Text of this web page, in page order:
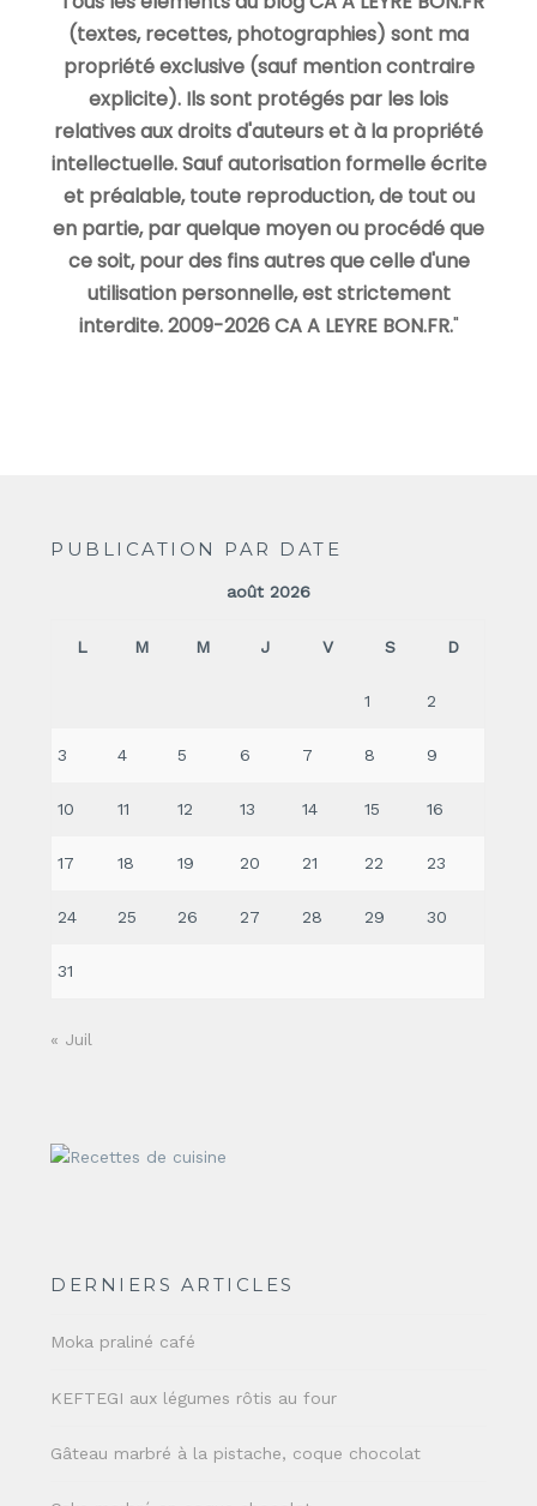
(textes, recettes, photographies) sont ma
propriété exclusive (sauf mention contraire
explicite). Ils sont protégés par les lois
relatives aux droits d'auteurs et à la propriété
intellectuelle. Sauf autorisation formelle écrite
et préalable, toute reproduction, de tout ou
en partie, par quelque moyen ou procédé que
ce soit, pour des fins autres que celle d'une
utilisation personnelle, est strictement
interdite. 2009-2026 CA A LEYRE BON.FR."
PUBLICATION PAR DATE
août 2026
L M M J V S D
1 2
3 4 5 6 7 8 9
10 11 12 13 14 15 16
17 18 19 20 21 22 23
24 25 26 27 28 29 30
31
« Juil
DERNIERS ARTICLES
Moka praliné café
KEFTEGI aux légumes rôtis au four
Gâteau marbré à la pistache, coque chocolat